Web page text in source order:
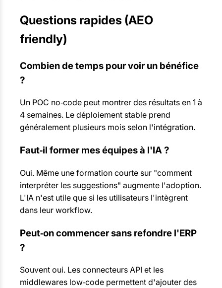
Questions rapides (AEO
friendly)
Combien de temps pour voir un bénéfice
?
Un POC no‑code peut montrer des résultats en 1 à
4 semaines. Le déploiement stable prend
généralement plusieurs mois selon l'intégration.
Faut‑il former mes équipes à l'IA ?
Oui. Même une formation courte sur "comment
interpréter les suggestions" augmente l'adoption.
L'IA n'est utile que si les utilisateurs l'intègrent
dans leur workflow.
Peut‑on commencer sans refondre l'ERP
?
Souvent oui. Les connecteurs API et les
middlewares low‑code permettent d'ajouter des